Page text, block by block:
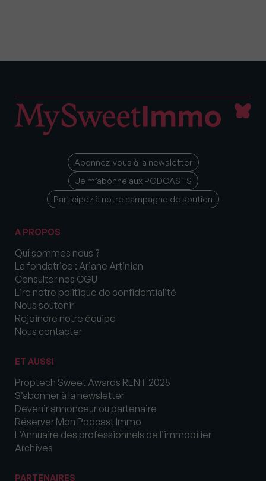
Abonnez-vous à la newsletter
Je m’abonne aux PODCASTS
Participez à notre campagne de soutien
A PROPOS
Qui sommes nous ?
La fondatrice : Ariane Artinian
Consulter nos CGU
Lire notre politique de confidentialité
Nous soutenir
Rejoindre notre équipe
Nous contacter
ET AUSSI
Proptech Sweet Awards RENT 2025
S’abonner à la newsletter
Devenir annonceur ou partenaire
Réserver Mon Podcast Immo
L’Annuaire des professionnels de l’immobilier
Archives
PARTENAIRES